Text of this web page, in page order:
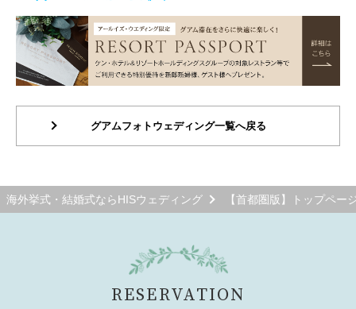
グアムフォトウェディング一覧へ戻る
海外挙式・結婚式ならHISウェディング 【首都圏版】トップペー
RESERVATION